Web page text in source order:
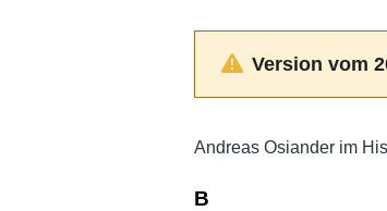
Version vom
Andreas Osiander im
B